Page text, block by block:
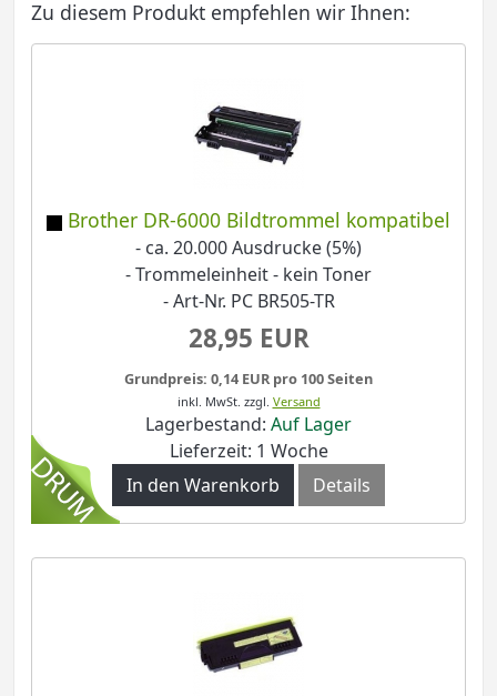
Zu diesem Produkt empfehlen wir Ihnen:
Brother DR-6000 Bildtrommel kompatibel
- ca. 20.000 Ausdrucke (5%)
- Trommeleinheit - kein Toner
- Art-Nr. PC BR505-TR
28,95 EUR
Grundpreis: 0,14 EUR pro 100 Seiten
inkl. MwSt. zzgl. Versand
Lagerbestand: Auf Lager
Lieferzeit: 1 Woche
In den Warenkorb
Details